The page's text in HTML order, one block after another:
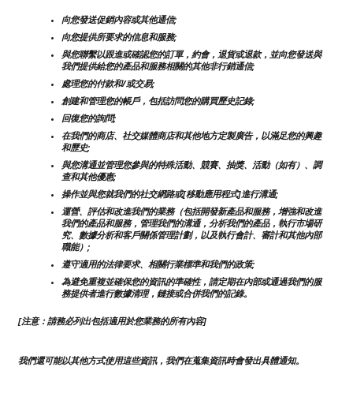
向您發送促銷內容或其他通信;
向您提供所要求的信息和服務;
與您聯繫以跟進或確認您的訂單，約會，退貨或退款，並向您發送與
我們提供給您的產品和服務相關的其他非行銷通信;
處理您的付款和/或交易;
創建和管理您的帳戶，包括訪問您的購買歷史記錄;
回復您的詢問;
在我們的商店、社交媒體商店和其他地方定製廣告，以滿足您的興趣
和歷史;
與您溝通並管理您參與的特殊活動、競賽、抽獎、活動（如有）、調
查和其他優惠;
操作並與您就我們的社交網路或[移動應用程式]進行溝通;
運營、評估和改進我們的業務（包括開發新產品和服務，增強和改進
我們的產品和服務，管理我們的溝通，分析我們的產品，執行市場研
究、數據分析和客戶關係管理計劃，以及執行會計、審計和其他內部
職能）;
遵守適用的法律要求、相關行業標準和我們的政策;
為避免重複並確保您的資訊的準確性，請定期在內部或通過我們的服
務提供者進行數據清理，鏈接或合併我們的記錄。
[注意：請務必列出包括適用於您業務的所有內容]
我們還可能以其他方式使用這些資訊，我們在蒐集資訊時會發出具體通知。